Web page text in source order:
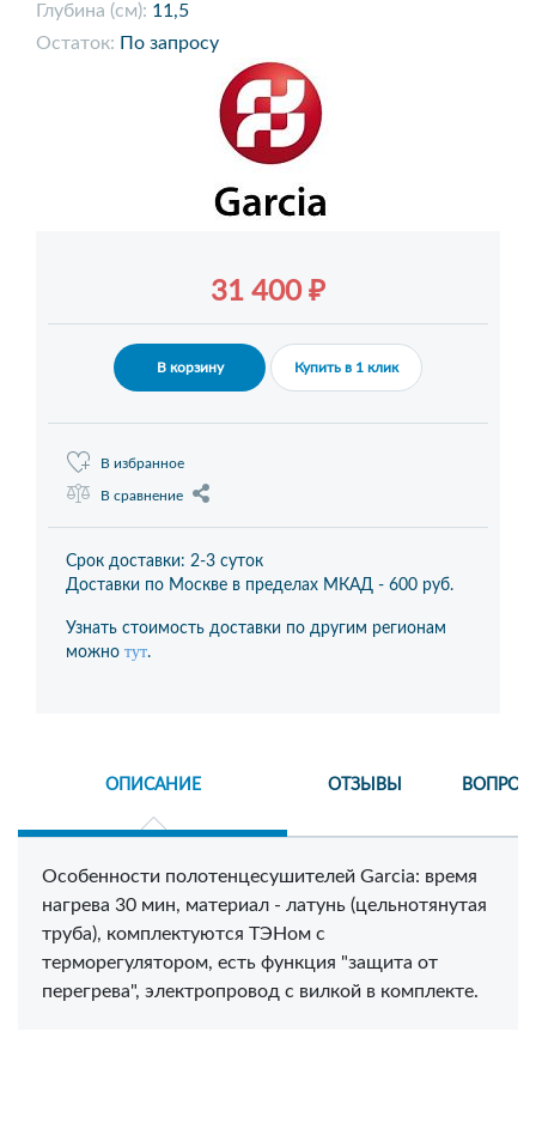
Глубина (см): 11,5
Остаток: По запросу
31 400 ₽
В корзину Купить в 1 клик
В избранное
В сравнение
Срок доставки: 2-3 суток
Доставки по Москве в пределах МКАД - 600 руб.
Узнать стоимость доставки по другим регионам
можно тут.
ОПИСАНИЕ ОТЗЫВЫ
Особенности полотенцесушителей Garcia: время
нагрева 30 мин, материал - латунь (цельнотянутая
труба), комплектуются ТЭНом с
терморегулятором, есть функция "защита от
перегрева", электропровод с вилкой в комплекте.